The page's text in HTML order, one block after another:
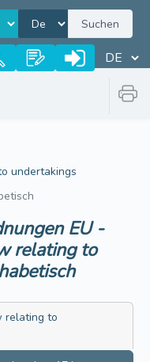
Suchen
undertakings
EU -
relating to
relating to